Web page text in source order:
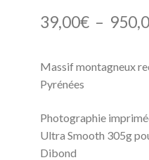
39,00€ –
Massif montagneux
Pyrénées
Photographie
Ultra Smooth 305g
Dibond